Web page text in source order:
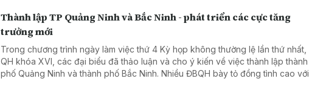
Thành lập TP Quảng Ninh và Bắc Ninh - phát triển các cực tăng
trưởng mới
Trong chương trình ngày làm việc thứ 4 Kỳ họp không thường lệ lần thứ nhất,
QH khóa XVI, các đại biểu đã thảo luận và cho ý kiến về việc thành lập thành
phố Quảng Ninh và thành phố Bắc Ninh. Nhiều ĐBQH bày tỏ đồng tình cao với